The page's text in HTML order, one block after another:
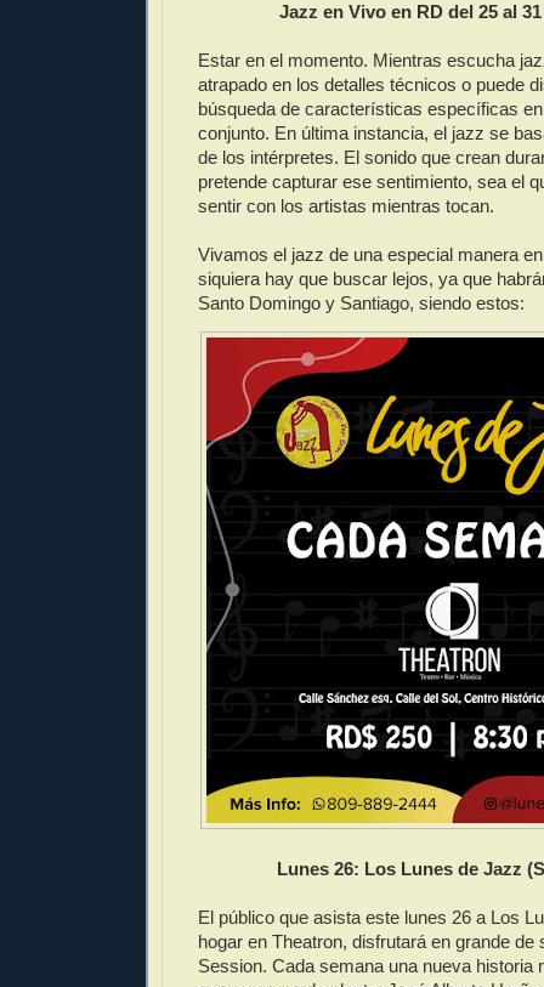
Jazz en Vivo en RD del 25 al
Estar en el momento. Mientras escucha
atrapado en los detalles técnicos o puede
búsqueda de características específicas
conjunto. En última instancia, el jazz se
de los intérpretes. El sonido que crean
pretende capturar ese sentimiento, sea el
sentir con los artistas mientras tocan.
Vivamos el jazz de una especial manera
siquiera hay que buscar lejos, ya que
Santo Domingo y Santiago, siendo estos:
Lunes 26: Los Lunes de Jazz
El público que asista este lunes 26 a Los
hogar en Theatron, disfrutará en grande de
Session. Cada semana una nueva historia